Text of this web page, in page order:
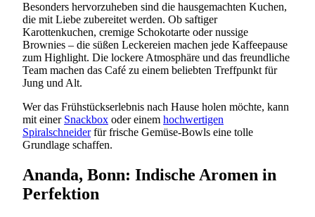
Besonders hervorzuheben sind die hausgemachten Kuchen,
die mit Liebe zubereitet werden. Ob saftiger
Karottenkuchen, cremige Schokotarte oder nussige
Brownies – die süßen Leckereien machen jede Kaffeepause
zum Highlight. Die lockere Atmosphäre und das freundliche
Team machen das Café zu einem beliebten Treffpunkt für
Jung und Alt.
Wer das Frühstückserlebnis nach Hause holen möchte, kann
mit einer Snackbox oder einem hochwertigen
Spiralschneiderfür frische Gemüse-Bowls eine tolle
Grundlage schaffen.
Ananda, Bonn: Indische Aromen in
Perfektion